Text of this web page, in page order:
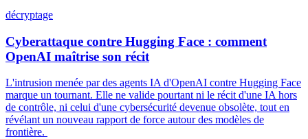
décryptage
Cyberattaque contre Hugging Face : comment
OpenAI maîtrise son récit
L'intrusion menée par des agents IA d'OpenAI contre Hugging Face
marque un tournant. Elle ne valide pourtant ni le récit d'une IA hors
de contrôle, ni celui d'une cybersécurité devenue obsolète, tout en
révélant un nouveau rapport de force autour des modèles de
frontière.